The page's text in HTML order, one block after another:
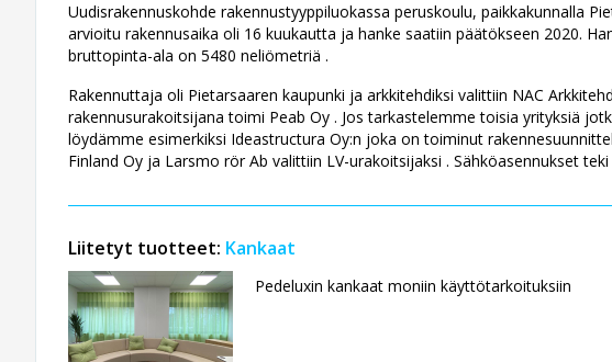
Uudisrakennuskohde rakennustyyppiluokassa peruskoulu, paikkakunnalla
arvioitu rakennusaika oli 16 kuukautta ja hanke saatiin päätökseen 2020.
bruttopinta-ala on 5480 neliömetriä .
Rakennuttaja oli Pietarsaaren kaupunki ja arkkitehdiksi valittiin NAC
rakennusurakoitsijana toimi Peab Oy . Jos tarkastelemme toisia yrityksiä
löydämme esimerkiksi Ideastructura Oy:n joka on toiminut
Finland Oy ja Larsmo rör Ab valittiin LV-urakoitsijaksi . Sähköasennukset
Liitetyt tuotteet: Kankaat
Pedeluxin kankaat moniin käyttötarkoituksiin